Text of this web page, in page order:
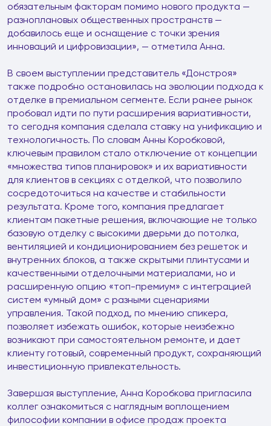
обязательным факторам помимо нового продукта —
разноплановых общественных пространств —
добавилось еще и оснащение с точки зрения
инноваций и цифровизации», — отметила Анна.
В своем выступлении представитель «Донстроя»
также подробно остановилась на эволюции подхода к
отделке в премиальном сегменте. Если ранее рынок
пробовал идти по пути расширения вариативности,
то сегодня компания сделала ставку на унификацию и
технологичность. По словам Анны Коробковой,
ключевым правилом стало отключение от концепции
«множества типов планировок» и их вариативности
для клиентов в секциях с отделкой, что позволило
сосредоточиться на качестве и стабильности
результата. Кроме того, компания предлагает
клиентам пакетные решения, включающие не только
базовую отделку с высокими дверьми до потолка,
вентиляцией и кондиционированием без решеток и
внутренних блоков, а также скрытыми плинтусами и
качественными отделочными материалами, но и
расширенную опцию «топ-премиум» с интеграцией
систем «умный дом» с разными сценариями
управления. Такой подход, по мнению спикера,
позволяет избежать ошибок, которые неизбежно
возникают при самостоятельном ремонте, и дает
клиенту готовый, современный продукт, сохраняющий
инвестиционную привлекательность.
Завершая выступление, Анна Коробкова пригласила
коллег ознакомиться с наглядным воплощением
философии компании в офисе продаж проекта